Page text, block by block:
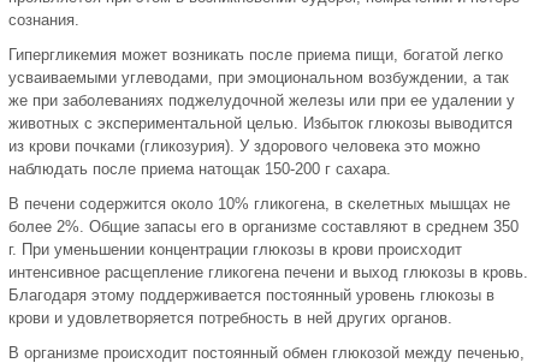
сознания.
Гипергликемия может возникать после приема пищи, богатой легко
усваиваемыми углеводами, при эмоциональном возбуждении, а так
же при заболеваниях поджелудочной железы или при ее удалении у
животных с экспериментальной целью. Избыток глюкозы выводится
из крови почками (гликозурия). У здорового человека это можно
наблюдать после приема натощак 150-200 г сахара.
В печени содержится около 10% гликогена, в скелетных мышцах не
более 2%. Общие запасы его в организме составляют в среднем 350
г. При уменьшении концентрации глюкозы в крови происходит
интенсивное расщепление гликогена печени и выход глюкозы в кровь.
Благодаря этому поддерживается постоянный уровень глюкозы в
крови и удовлетворяется потребность в ней других органов.
В организме происходит постоянный обмен глюкозой между печенью,